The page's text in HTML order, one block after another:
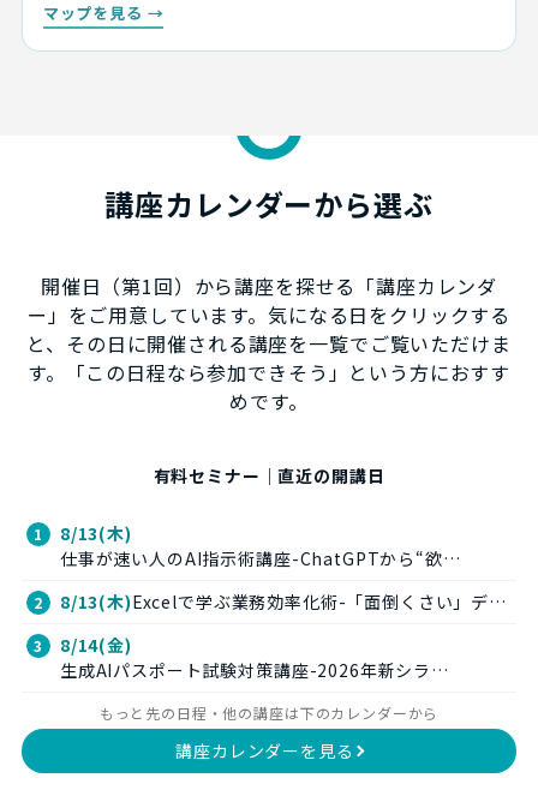
マップを見る →
講座カレンダーから選ぶ
開催日（第1回）から講座を探せる「講座カレンダ
ー」をご用意しています。気になる日をクリックする
と、その日に開催される講座を一覧でご覧いただけま
す。「この日程なら参加できそう」という方におすす
めです。
有料セミナー｜直近の開講日
8/13(木)
仕事が速い人のAI指示術講座-ChatGPTから“欲…
8/13(木)Excelで学ぶ業務効率化術-「面倒くさい」デ…
8/14(金)
生成AIパスポート試験対策講座-2026年新シラ…
もっと先の日程・他の講座は下のカレンダーから
講座カレンダーを見る